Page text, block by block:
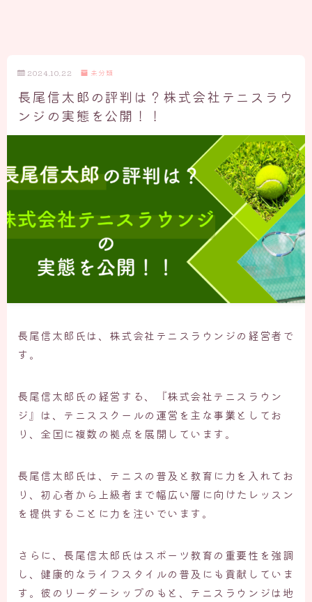
2024.10.22 未分類
長尾信太郎の評判は？株式会社テニスラウ
ンジの実態を公開！！
長尾信太郎氏は、株式会社テニスラウンジの経営者で
す。
長尾信太郎氏の経営する、『株式会社テニスラウン
ジ』は、テニススクールの運営を主な事業としてお
り、全国に複数の拠点を展開しています。
長尾信太郎氏は、テニスの普及と教育に力を入れてお
り、初心者から上級者まで幅広い層に向けたレッスン
を提供することに力を注いでいます。
さらに、長尾信太郎氏はスポーツ教育の重要性を強調
し、健康的なライフスタイルの普及にも貢献していま
す。彼のリーダーシップのもと、テニスラウンジは地